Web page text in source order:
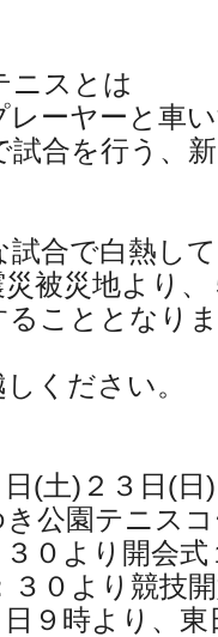
ニスとは
レーヤーと車
試合を行う、
合で白熱し
被災地より
ることとなり
ください。
(土)２３日(日)
公園テニス
０より開会
より競技開
り、東日本